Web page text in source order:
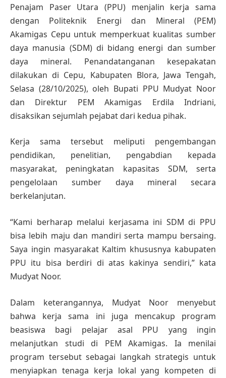
Penajam Paser Utara (PPU) menjalin kerja sama
dengan Politeknik Energi dan Mineral (PEM)
Akamigas Cepu untuk memperkuat kualitas sumber
daya manusia (SDM) di bidang energi dan sumber
daya mineral. Penandatanganan kesepakatan
dilakukan di Cepu, Kabupaten Blora, Jawa Tengah,
Selasa (28/10/2025), oleh Bupati PPU Mudyat Noor
dan Direktur PEM Akamigas Erdila Indriani,
disaksikan sejumlah pejabat dari kedua pihak.
Kerja sama tersebut meliputi pengembangan
pendidikan, penelitian, pengabdian kepada
masyarakat, peningkatan kapasitas SDM, serta
pengelolaan sumber daya mineral secara
berkelanjutan.
“Kami berharap melalui kerjasama ini SDM di PPU
bisa lebih maju dan mandiri serta mampu bersaing.
Saya ingin masyarakat Kaltim khususnya kabupaten
PPU itu bisa berdiri di atas kakinya sendiri,” kata
Mudyat Noor.
Dalam keterangannya, Mudyat Noor menyebut
bahwa kerja sama ini juga mencakup program
beasiswa bagi pelajar asal PPU yang ingin
melanjutkan studi di PEM Akamigas. Ia menilai
program tersebut sebagai langkah strategis untuk
menyiapkan tenaga kerja lokal yang kompeten di